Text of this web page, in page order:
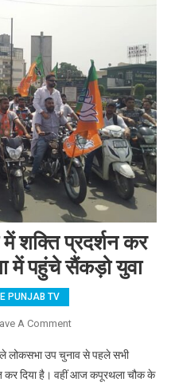
शक्ति प्रदर्शन कर
में पहुंचे सैंकड़ो युवा
PUNJAB TV
A CommentOn जालंधर : भाजपा की
पंकज जुल्का की अध्यक्षता में
पहुंचे सैंकड़ो युवा
लोकसभा उप चुनाव से पहले सभी
कर दिया है। वहीं आज कपूरथला चौक के